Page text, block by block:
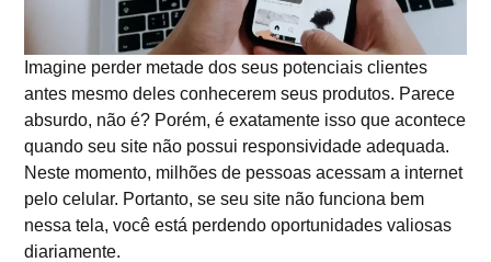
Imagine perder metade dos seus potenciais clientes
antes mesmo deles conhecerem seus produtos. Parece
absurdo, não é? Porém, é exatamente isso que acontece
quando seu site não possui responsividade adequada.
Neste momento, milhões de pessoas acessam a internet
pelo celular. Portanto, se seu site não funciona bem
nessa tela, você está perdendo oportunidades valiosas
diariamente.